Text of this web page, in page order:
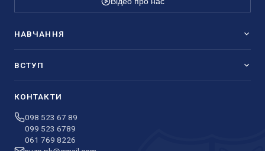
Відео про нас
НАВЧАННЯ
ВСТУП
КОНТАКТИ
098 523 67 89
099 523 6789
061 769 8226